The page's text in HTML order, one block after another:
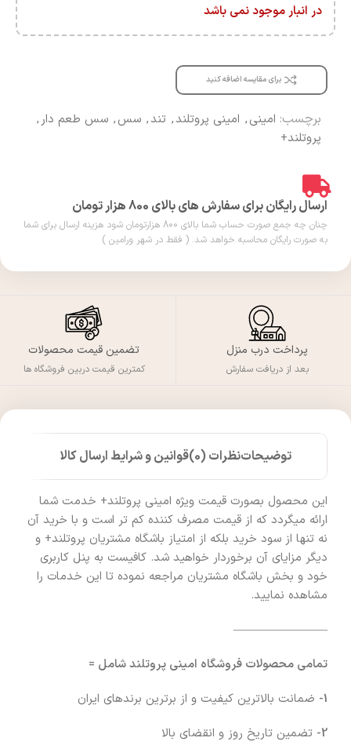
در انبار موجود نمی باشد
برای مقایسه اضافه کنید
برچسب: امینی, امینی پروتلند, تند, سس, سس طعم دار,
پروتلند+
ارسال رایگان برای سفارش های بالای 800 هزار تومان
چنان چه جمع صورت حساب شما بالای 800 هزارتومان شود هزینه ارسال برای شما
به صورت رایگان محاسبه خواهد شد. ( فقط در شهر ورامین )
پرداخت درب منزل
بعد از دریافت سفارش
تضمین قیمت محصولات
کمترین قیمت دربین فروشگاه ها
توضیحاتنظرات (0) قوانین و شرایط ارسال کالا
این محصول بصورت قیمت ویژه امینی پروتلند+ خدمت شما
ارائه میگردد که از قیمت مصرف کننده کم تر است و با خرید آن
نه تنها از سود خرید بلکه از امتیاز باشگاه مشتریان پروتلند+ و
دیگر مزایای آن برخوردار خواهید شد. کافیست به پنل کاربری
خود و بخش باشگاه مشتریان مراجعه نموده تا این خدمات را
مشاهده نمایید.
————————
تمامی محصولات فروشگاه امینی پروتلند شامل =
1- ضمانت بالاترین کیفیت و از برترین برندهای ایران
2- تضمین تاریخ روز و انقضای بالا